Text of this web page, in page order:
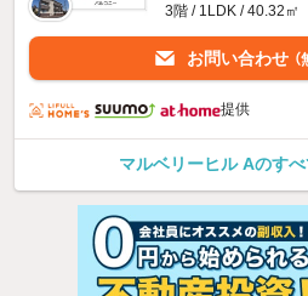
3階 / 1LDK / 40.32㎡
お問い合わせ （
提供
マルベリーヒル Aのす